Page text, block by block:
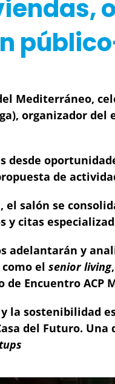
Mediterráneo,
organizador
desde
de
el salón se
y citas
adelantarán y
el senior living
Encuentro ACP
la sostenibilidad
del Futuro. Una